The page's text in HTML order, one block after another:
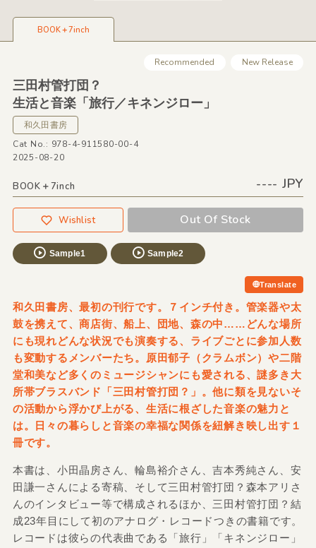
BOOK＋7inch
Recommended New Release
三田村管打団？
生活と音楽「旅行／キネンジロー」
和久田書房
Cat No.: 978-4-911580-00-4
2025-08-20
BOOK＋7inch ---- JPY
Wishlist Out Of Stock
Sample1 Sample2
Translate
和久田書房、最初の刊行です。７インチ付き。管楽器や太
鼓を携えて、商店街、船上、団地、森の中……どんな場所
にも現れどんな状況でも演奏する、ライブごとに参加人数
も変動するメンバーたち。原田郁子（クラムボン）や二階
堂和美など多くのミュージシャンにも愛される、謎多き大
所帯ブラスバンド「三田村管打団？」。他に類を見ないそ
の活動から浮かび上がる、生活に根ざした音楽の魅力と
は。日々の暮らしと音楽の幸福な関係を紐解き映し出す１
冊です。
本書は、小田晶房さん、輪島裕介さん、吉本秀純さん、安
田謙一さんによる寄稿、そして三田村管打団？森本アリさ
んのインタビュー等で構成されるほか、三田村管打団？結
成23年目にして初のアナログ・レコードつきの書籍です。
レコードは彼らの代表曲である「旅行」「キネンジロー」